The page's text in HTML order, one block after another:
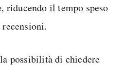
riducendo il tempo speso
possibilità di chiedere